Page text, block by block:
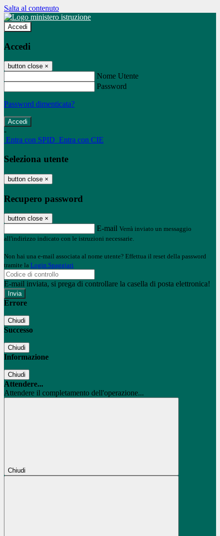
Salta al contenuto
Accedi
Accedi
button close ×
Nome Utente
Password
Password dimenticata?
-
Entra con SPID Entra con CIE
Seleziona utente
button close ×
Recupero password
button close ×
E-mail Verrà inviato un messaggio
all'indirizzo indicato con le istruzioni necessarie.
Non hai una e-mail associata al nome utente? Effettua il reset della password
tramite la Login Spaggiari
E-mail inviata, si prega di controllare la casella di posta elettronica!
Errore
Chiudi
Successo
Chiudi
Informazione
Chiudi
Attendere...
Attendere il completamento dell'operazione...
Chiudi